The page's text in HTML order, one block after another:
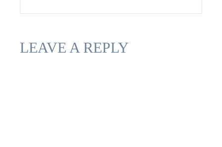
LEAVE A REPLY